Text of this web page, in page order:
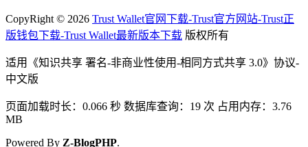
CopyRight © 2026 Trust Wallet官网下载-Trust官方网站-Trust正
版钱包下载-Trust Wallet最新版本下载 版权所有
适用《知识共享 署名-非商业性使用-相同方式共享 3.0》协议-
中文版
页面加载时长：0.066 秒 数据库查询：19 次 占用内存：3.76
MB
Powered By Z-BlogPHP.